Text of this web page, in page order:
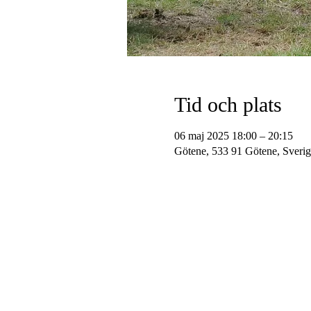
Tid och plats
06 maj 2025 18:00 – 20:15
Götene, 533 91 Götene,